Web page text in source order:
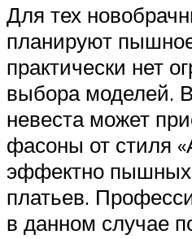
Для тех
планируют
практически нет
выбора моделей.
невеста может
фасоны от стиля
эффектно
платьев.
в данном случае